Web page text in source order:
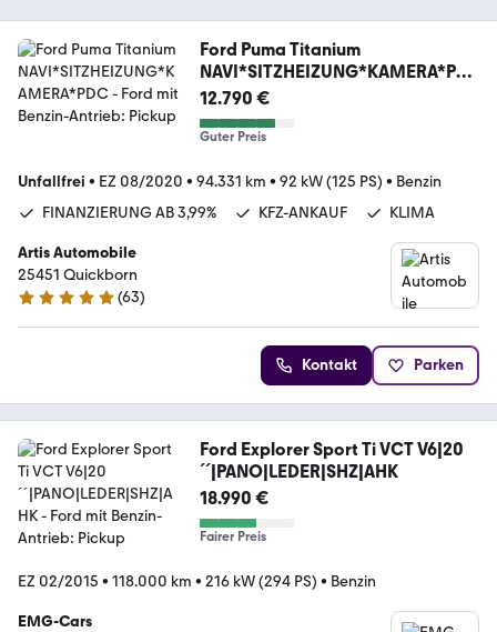
Ford Puma Titanium
NAVI*SITZHEIZUNG*KAMERA*PD
C
12.790 €
Guter Preis
Unfallfrei • EZ 08/2020 • 94.331 km • 92 kW (125 PS) • Benzin
FINANZIERUNG AB 3,99%
KFZ-ANKAUF KLIMA
Artis Automobile
25451 Quickborn
5 Sterne
(63)
Kontakt Parken
Ford Explorer Sport Ti VCT V6|20
´´|PANO|LEDER|SHZ|AHK
18.990 €
Fairer Preis
EZ 02/2015 • 118.000 km • 216 kW (294 PS) • Benzin
EMG-Cars